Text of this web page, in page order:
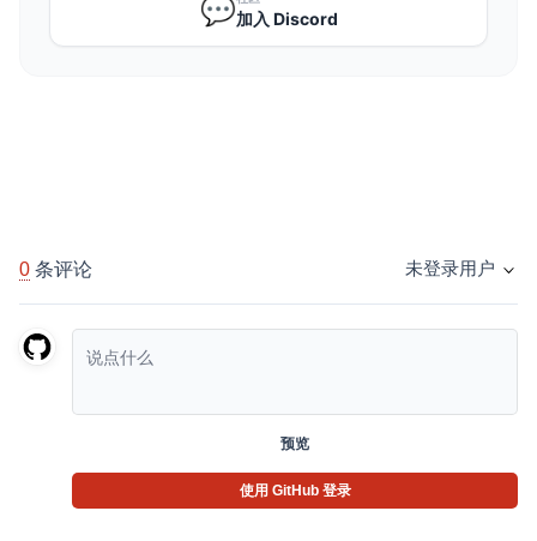
💬加入 Discord
0 条评论 未登录用户
预览
使用 GitHub 登录